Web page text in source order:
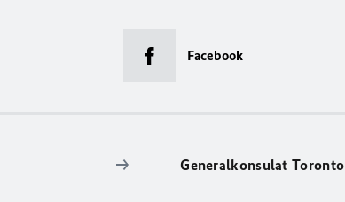
Facebook
Generalkonsulat Toronto